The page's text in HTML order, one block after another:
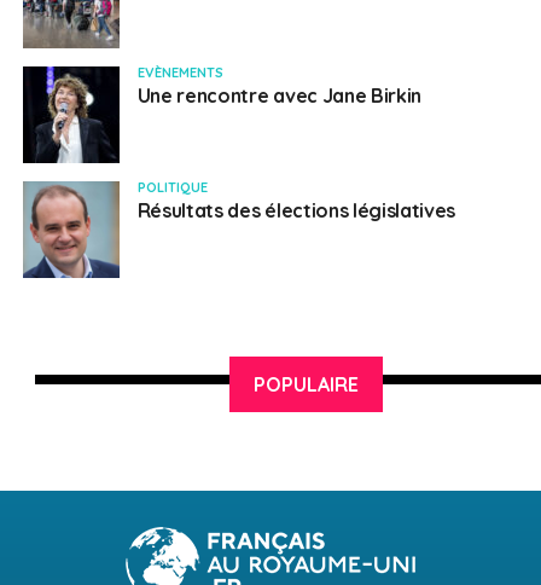
EVÈNEMENTS
Une rencontre avec Jane Birkin
POLITIQUE
Résultats des élections législatives
POPULAIRE